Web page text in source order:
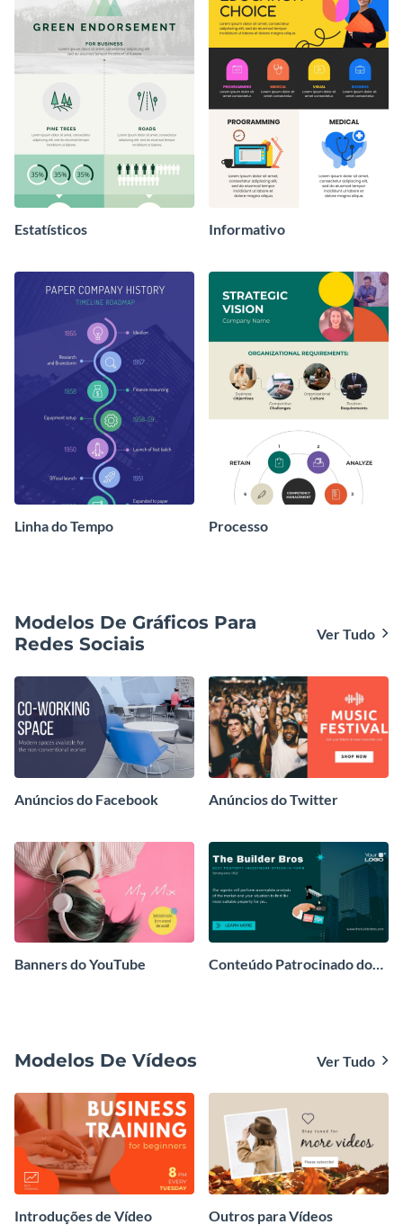
Estatísticos Informativo
Linha do Tempo Processo
Modelos De Gráficos Para
Redes Sociais
Ver Tudo
Anúncios do Facebook Anúncios do Twitter
Banners do YouTube
Conteúdo Patrocinado do
Modelos De Vídeos Ver Tudo
Introduções de Vídeo Outros para Vídeos